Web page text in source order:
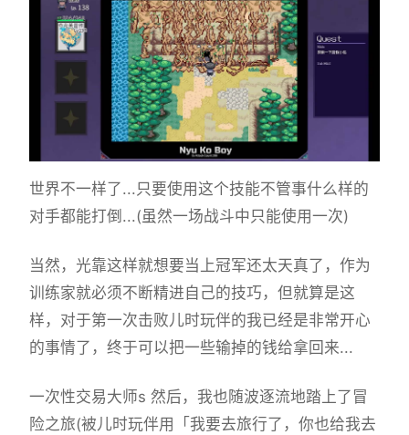
世界不一样了...只要使用这个技能不管事什么样的
对手都能打倒...(虽然一场战斗中只能使用一次)
当然，光靠这样就想要当上冠军还太天真了，作为
训练家就必须不断精进自己的技巧，但就算是这
样，对于第一次击败儿时玩伴的我已经是非常开心
的事情了，终于可以把一些输掉的钱给拿回来...
一次性交易大师s 然后，我也随波逐流地踏上了冒
险之旅(被儿时玩伴用「我要去旅行了，你也给我去